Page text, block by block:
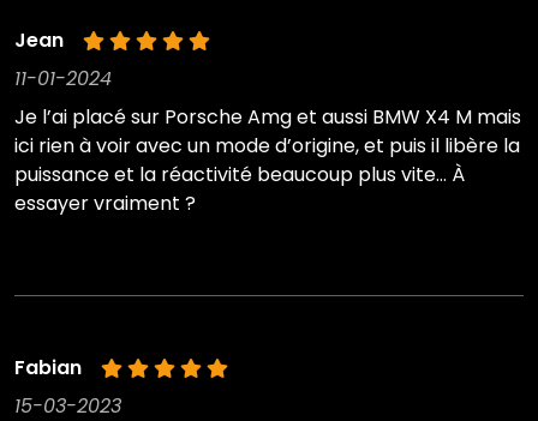
Jean
11-01-2024
Je l’ai placé sur Porsche Amg et aussi BMW X4 M mais
ici rien à voir avec un mode d’origine, et puis il libère la
puissance et la réactivité beaucoup plus vite… À
essayer vraiment ?
Fabian
15-03-2023